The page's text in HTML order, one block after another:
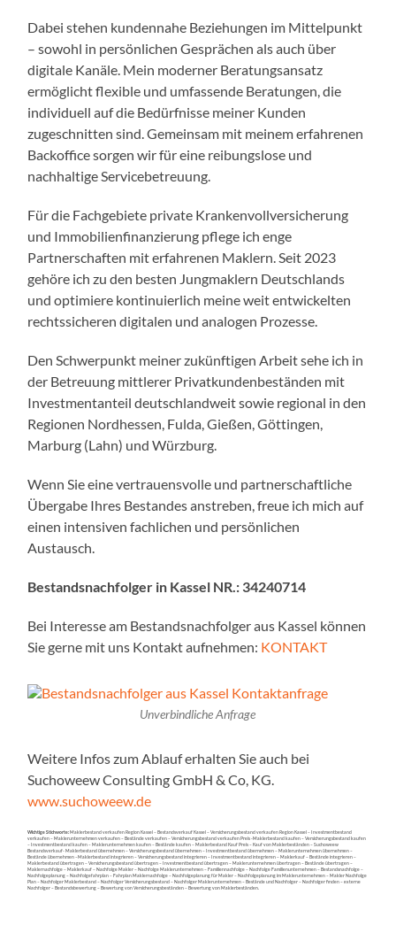
Dabei stehen kundennahe Beziehungen im Mittelpunkt
– sowohl in persönlichen Gesprächen als auch über
digitale Kanäle. Mein moderner Beratungsansatz
ermöglicht flexible und umfassende Beratungen, die
individuell auf die Bedürfnisse meiner Kunden
zugeschnitten sind. Gemeinsam mit meinem erfahrenen
Backoffice sorgen wir für eine reibungslose und
nachhaltige Servicebetreuung.
Für die Fachgebiete private Krankenvollversicherung
und Immobilienfinanzierung pflege ich enge
Partnerschaften mit erfahrenen Maklern. Seit 2023
gehöre ich zu den besten Jungmaklern Deutschlands
und optimiere kontinuierlich meine weit entwickelten
rechtssicheren digitalen und analogen Prozesse.
Den Schwerpunkt meiner zukünftigen Arbeit sehe ich in
der Betreuung mittlerer Privatkundenbeständen mit
Investmentanteil deutschlandweit sowie regional in den
Regionen Nordhessen, Fulda, Gießen, Göttingen,
Marburg (Lahn) und Würzburg.
Wenn Sie eine vertrauensvolle und partnerschaftliche
Übergabe Ihres Bestandes anstreben, freue ich mich auf
einen intensiven fachlichen und persönlichen
Austausch.
Bestandsnachfolger in Kassel NR.: 34240714
Bei Interesse am Bestandsnachfolger aus Kassel können
Sie gerne mit uns Kontakt aufnehmen: KONTAKT
Unverbindliche Anfrage
Weitere Infos zum Ablauf erhalten Sie auch bei
Suchoweew Consulting GmbH & Co, KG.
www.suchoweew.de
Wichtige Stichworte:Maklerbestand verkaufen Region Kassel – Bestandsverkauf Kassel – Versicherungsbestand verkaufen Region Kassel – Investmentbestand
verkaufen – Maklerunternehmen verkaufen – Bestände verkaufen – Versicherungsbestand verkaufen Preis -Maklerbestand kaufen – Versicherungsbestand kaufen
– Investmentbestand kaufen – Maklerunternehmen kaufen – Bestände kaufen – Maklerbestand Kauf Preis – Kauf von Maklerbeständen – Suchoweew
Bestandsverkauf- Maklerbestand übernehmen – Versicherungsbestand übernehmen – Investmentbestand übernehmen – Maklerunternehmen übernehmen –
Bestände übernehmen –Maklerbestand integrieren – Versicherungsbestand integrieren – Investmentbestand integrieren – Maklerkauf – Bestände integrieren –
Maklerbestand übertragen – Versicherungsbestand übertragen – Investmentbestand übertragen – Maklerunternehmen übertragen – Bestände übertragen –
Maklernachfolge – Maklerkauf – Nachfolge Makler – Nachfolge Maklerunternehmen – Familiennachfolge – Nachfolge Familienunternehmen – Bestandsnachfolge –
Nachfolgeplanung – Nachfolgefahrplan – Fahrplan Maklernachfolge – Nachfolgeplanung für Makler – Nachfolgeplanung im Maklerunternehmen – Makler Nachfolge
Plan – Nachfolger Maklerbestand – Nachfolger Versicherungsbestand – Nachfolger Maklerunternehmen – Bestände und Nachfolger – Nachfolger finden – externe
Nachfolger – Bestandsbewertung – Bewertung von Versicherungsbeständen – Bewertung von Maklerbeständen.